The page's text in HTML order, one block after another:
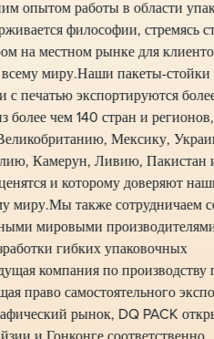
опытом работы в области
философии, стремясь
на местном рынке для
миру.Наши пакеты-стойки
с печатью экспортируются
более чем 140 стран и регионов,
Мексику,
Камерун, Ливию, Пакистан
и которому доверяют
миру.Мы также сотрудничаем
мировыми
гибких упаковочных
компания по производству
право самостоятельного
рынок, DQ PACK